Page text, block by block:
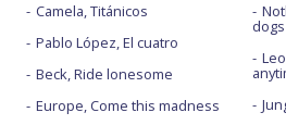
Camela, Titánicos
Pablo López, El cuatro
Beck, Ride lonesome
Europe, Come this madness
dogs